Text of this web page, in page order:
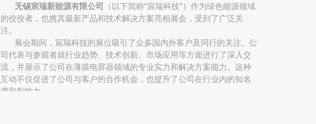
无锡宸瑞新能源有限公司 （以下简称“宸瑞科技”）作为绿色能源领域
的佼佼者，也携其最新产品和技术解决方案亮相展会，受到了广泛关
注。
展会期间，宸瑞科技的展位吸引了众多国内外客户及同行的关注。公
司代表与参观者就行业趋势、技术创新、市场应用等方面进行了深入交
流，并展示了公司在薄膜电容器领域的专业实力和解决方案能力。这种
互动不仅促进了公司与客户的合作机会，也提升了公司在行业内的知名
度和影响力。